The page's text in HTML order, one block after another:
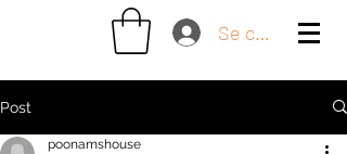
Se connecter
Post
poonamshouse